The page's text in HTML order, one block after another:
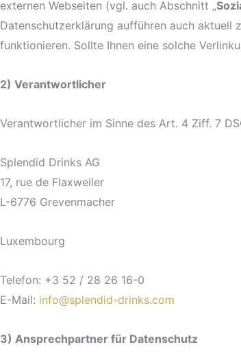
externen Webseiten (vgl. auch Abschnitt „
Datenschutzerklärung aufführen auch aktuell
funktionieren. Sollte Ihnen eine solche
2) Verantwortlicher
Verantwortlicher im Sinne des Art. 4 Ziff. 7
Splendid Drinks AG
17, rue de Flaxweiler
L-6776 Grevenmacher
Luxembourg
Telefon: +3 52 / 28 26 16-0
E-Mail: info@splendid-drinks.com
3) Ansprechpartner für Datenschutz